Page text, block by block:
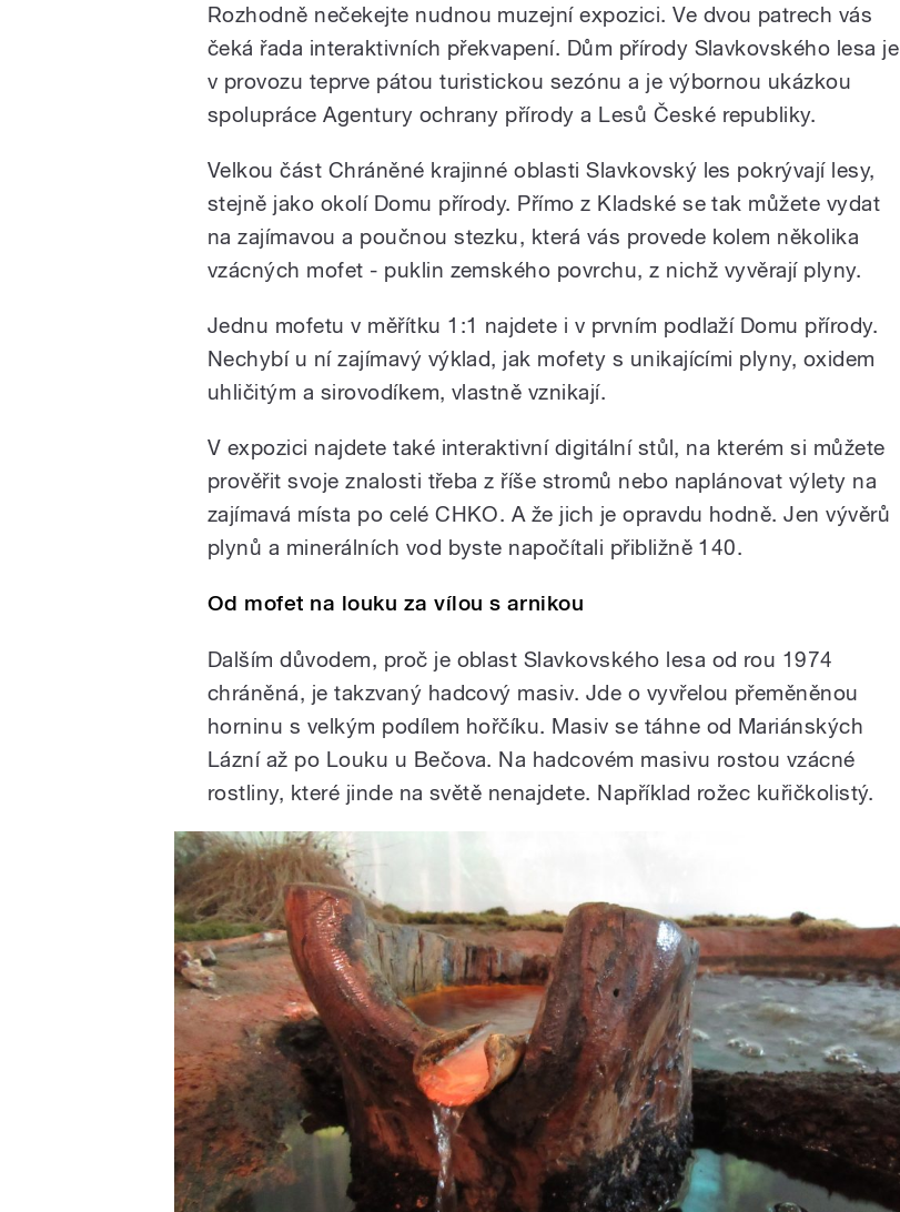
Rozhodně nečekejte nudnou muzejní expozici. Ve dvou patrech vás
čeká řada interaktivních překvapení. Dům přírody Slavkovského lesa je
v provozu teprve pátou turistickou sezónu a je výbornou ukázkou
spolupráce Agentury ochrany přírody a Lesů České republiky.
Velkou část Chráněné krajinné oblasti Slavkovský les pokrývají lesy,
stejně jako okolí Domu přírody. Přímo z Kladské se tak můžete vydat
na zajímavou a poučnou stezku, která vás provede kolem několika
vzácných mofet - puklin zemského povrchu, z nichž vyvěrají plyny.
Jednu mofetu v měřítku 1:1 najdete i v prvním podlaží Domu přírody.
Nechybí u ní zajímavý výklad, jak mofety s unikajícími plyny, oxidem
uhličitým a sirovodíkem, vlastně vznikají.
V expozici najdete také interaktivní digitální stůl, na kterém si můžete
prověřit svoje znalosti třeba z říše stromů nebo naplánovat výlety na
zajímavá místa po celé CHKO. A že jich je opravdu hodně. Jen vývěrů
plynů a minerálních vod byste napočítali přibližně 140.
Od mofet na louku za vílou s arnikou
Dalším důvodem, proč je oblast Slavkovského lesa od rou 1974
chráněná, je takzvaný hadcový masiv. Jde o vyvřelou přeměněnou
horninu s velkým podílem hořčíku. Masiv se táhne od Mariánských
Lázní až po Louku u Bečova. Na hadcovém masivu rostou vzácné
rostliny, které jinde na světě nenajdete. Například rožec kuřičkolistý.